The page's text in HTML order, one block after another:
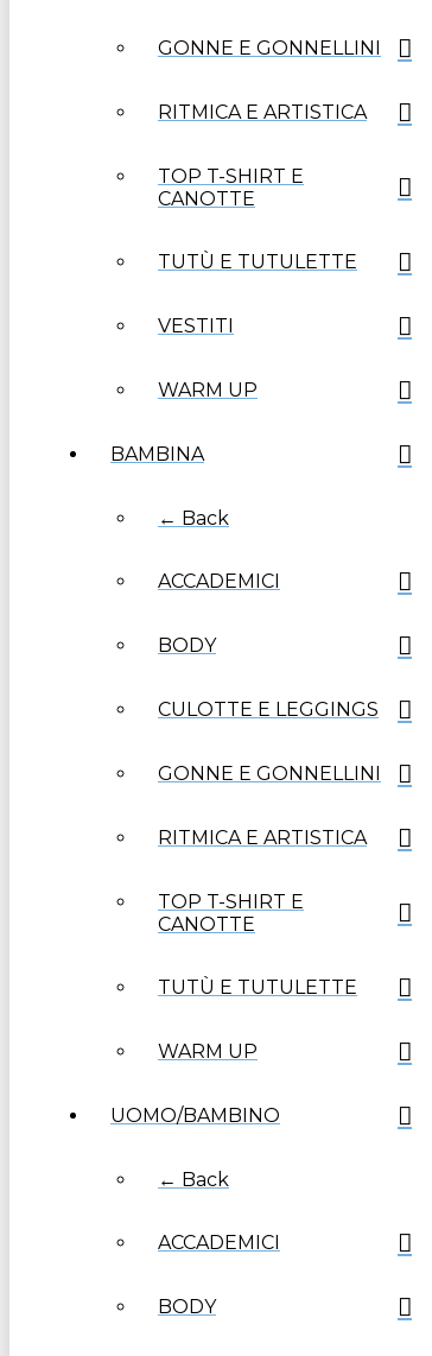
GONNE E GONNELLINI
RITMICA E ARTISTICA
TOP T-SHIRT E
CANOTTE
TUTÙ E TUTULETTE
VESTITI
WARM UP
BAMBINA
← Back
ACCADEMICI
BODY
CULOTTE E LEGGINGS
GONNE E GONNELLINI
RITMICA E ARTISTICA
TOP T-SHIRT E
CANOTTE
TUTÙ E TUTULETTE
WARM UP
UOMO/BAMBINO
← Back
ACCADEMICI
BODY